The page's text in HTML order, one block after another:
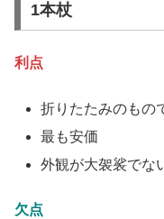
1本杖
利点
折りたたみのもの
最も安価
外観が大袈裟でな
欠点